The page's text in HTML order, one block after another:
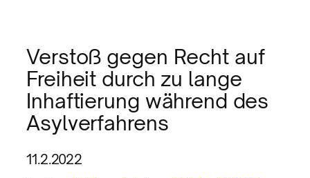
Verstoß gegen Recht auf
Freiheit durch zu lange
Inhaftierung während des
Asylverfahrens
11.2.2022